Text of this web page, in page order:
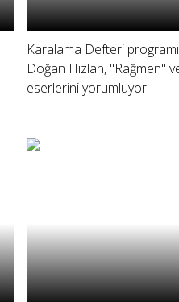
Karalama Defteri
Doğan Hızlan, "Rağmen"
eserlerini yorumluyor.